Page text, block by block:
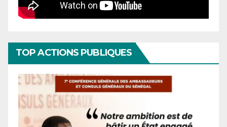
TOP ACTIONS PUBLIQUES